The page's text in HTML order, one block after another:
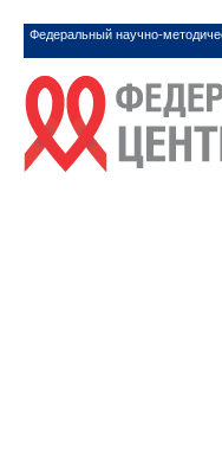
Федеральный научно-